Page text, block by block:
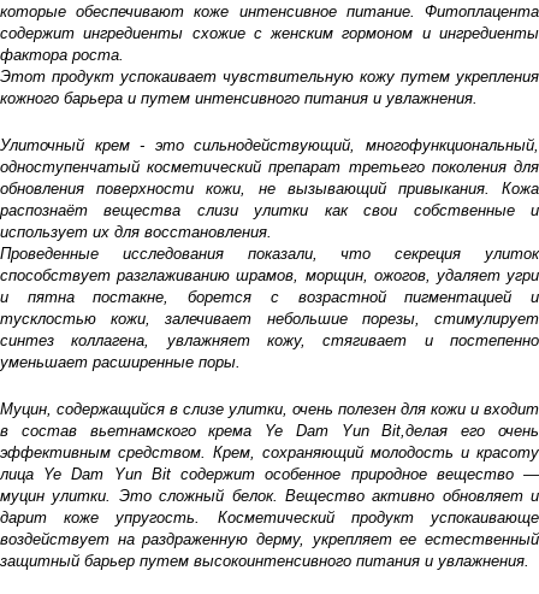
которые обеспечивают коже интенсивное питание. Фитоплацента
содержит ингредиенты схожие с женским гормоном и ингредиенты
фактора роста.
Этот продукт успокаивает чувствительную кожу путем укрепления
кожного барьера и путем интенсивного питания и увлажнения.
Улиточный крем - это сильнодействующий, многофункциональный,
одноступенчатый косметический препарат третьего поколения для
обновления поверхности кожи, не вызывающий привыкания. Кожа
распознаёт вещества слизи улитки как свои собственные и
использует их для восстановления.
Проведенные исследования показали, что секреция улиток
способствует разглаживанию шрамов, морщин, ожогов, удаляет угри
и пятна постакне, борется с возрастной пигментацией и
тусклостью кожи, залечивает небольшие порезы, стимулирует
синтез коллагена, увлажняет кожу, стягивает и постепенно
уменьшает расширенные поры.
Муцин, содержащийся в слизе улитки, очень полезен для кожи и входит
в состав вьетнамского крема Ye Dam Yun Bit,делая его очень
эффективным средством. Крем, сохраняющий молодость и красоту
лица Ye Dam Yun Bit содержит особенное природное вещество —
муцин улитки. Это сложный белок. Вещество активно обновляет и
дарит коже упругость. Косметический продукт успокаивающе
воздействует на раздраженную дерму, укрепляет ее естественный
защитный барьер путем высокоинтенсивного питания и увлажнения.